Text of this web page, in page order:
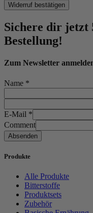
Widerruf bestätigen
Sichere dir jetzt
Bestellung!
Zum Newsletter
Name *
E-Mail *
Comment
Absenden
Produkte
Alle Produkte
Bitterstoffe
Produktsets
Zubehör